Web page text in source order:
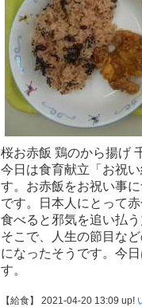
桜お赤飯 鶏のから揚げ
今日は食育献立「お祝
す。お赤飯をお祝い事
です。日本人にとって
食べると邪気を追い払
そこで、人生の節目な
になったそうです。今
す。
【給食】 2021-04-20 13:09 up!